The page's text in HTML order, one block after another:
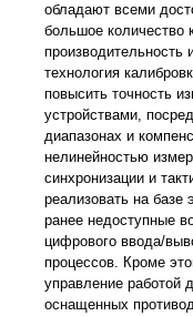
обладают всеми
большое количество
технология
повысить точность
устройствами,
диапазонах и
нелинейностью
синхронизации и
реализовать на базе
ранее недоступные
цифрового ввода/
процессов. Кроме
управление работой
оснащенных